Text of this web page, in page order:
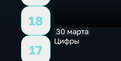
18
17
30 марта
Цифры